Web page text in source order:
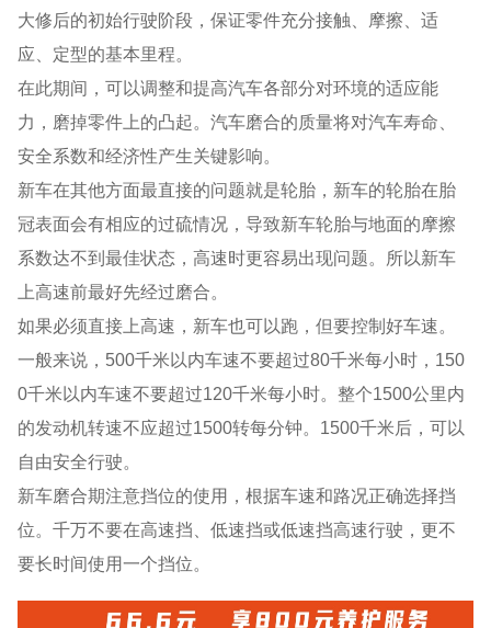
大修后的初始行驶阶段，保证零件充分接触、摩擦、适
应、定型的基本里程。
在此期间，可以调整和提高汽车各部分对环境的适应能
力，磨掉零件上的凸起。汽车磨合的质量将对汽车寿命、
安全系数和经济性产生关键影响。
新车在其他方面最直接的问题就是轮胎，新车的轮胎在胎
冠表面会有相应的过硫情况，导致新车轮胎与地面的摩擦
系数达不到最佳状态，高速时更容易出现问题。所以新车
上高速前最好先经过磨合。
如果必须直接上高速，新车也可以跑，但要控制好车速。
一般来说，500千米以内车速不要超过80千米每小时，150
0千米以内车速不要超过120千米每小时。整个1500公里内
的发动机转速不应超过1500转每分钟。1500千米后，可以
自由安全行驶。
新车磨合期注意挡位的使用，根据车速和路况正确选择挡
位。千万不要在高速挡、低速挡或低速挡高速行驶，更不
要长时间使用一个挡位。